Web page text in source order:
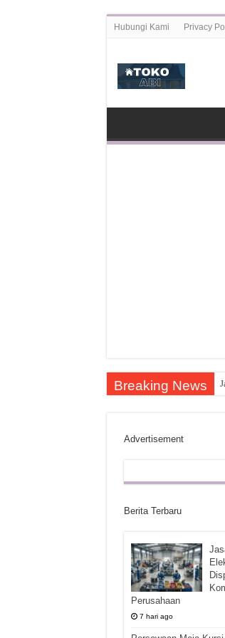
Hubungi Kami Privacy
Breaking News
Advertisement
Berita Terbaru
Perusahaan
7 hari ago